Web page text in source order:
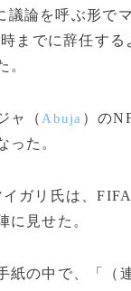
論を呼ぶ形で
時までに辞任す
。
ャ（ Abuja ）の
った。
ガリ氏は、
に見せた。
の中で、「（